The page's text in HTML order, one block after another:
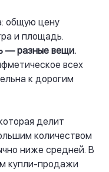
общую цену
и площадь.
— разные вещи.
всех
к дорогим
делит
количеством
ниже средней. В
купли-продажи